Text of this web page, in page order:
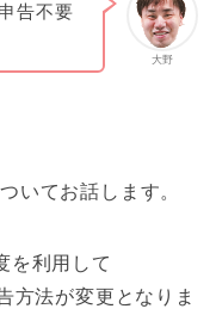
大野
告不要
いてお話します。
を利用して
方法が変更となりま